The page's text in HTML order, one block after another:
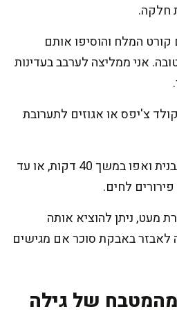
חלקה.
המלח והוסיפו אותם
אני ממליצה לערבב בעדינות
צ'יפס או אגוזים לתערובת
שפכו את הבלילה לתבנית ואפו במשך 40 דקות, או עד
לחים.
מעט, ניתן להוציא אותה
לאבזר באבקת סוכר אם מגישים
של גילה